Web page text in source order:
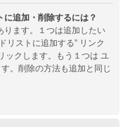
追加・削除するには？
ります。１つは追加したい
リストに追加する” リンク
ックします。もう１つは ユ
。削除の方法も追加と同じ